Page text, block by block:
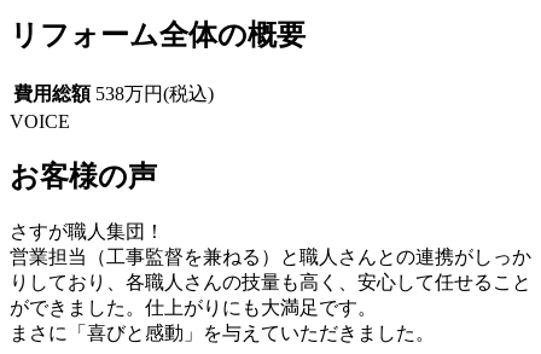
リフォーム全体の概要
費用総額 538万円(税込)
VOICE
お客様の声
さすが職人集団！
営業担当（工事監督を兼ねる）と職人さんとの連携がしっか
りしており、各職人さんの技量も高く、安心して任せること
ができました。仕上がりにも大満足です。
まさに「喜びと感動」を与えていただきました。